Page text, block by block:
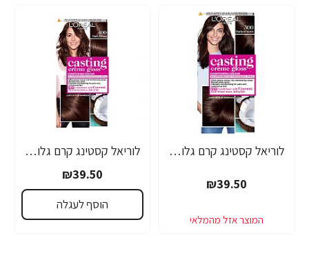
לוריאל קסטינג קרם גלוס צבע שיער ללא אמוניה למראה מבריק ועשיר - בגוון 300 חום כהה מאוד
₪39.50
לוריאל קסטינג קרם גלוס צבע שיער ללא אמוניה למראה מבריק ועשיר - בגוון 400 חום כהה
₪39.50
הוסף לעגלה